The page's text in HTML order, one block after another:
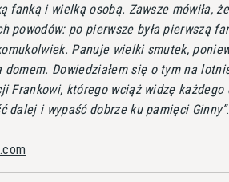
fanką i wielką osobą. Zawsze mówiła,
powodów: po pierwsze była pierwszą
Panuje wielki smutek,
domem. Dowiedziałem się o tym na
Frankowi, którego wciąż widzę
dalej i wypaść dobrze ku pamięci Ginny .